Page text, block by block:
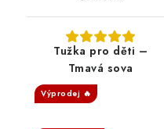
Tužka pro děti –
Tmavá sova
Výprodej 🔥